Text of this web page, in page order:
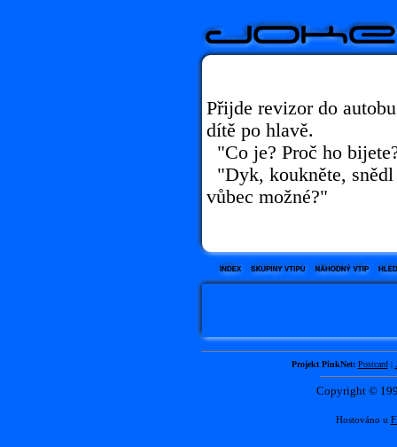
Přijde revizor do
dítě po hlavě.
"Co je? Proč ho
"Dyk, koukněte,
vůbec možné?"
Projekt PinkNet: Postcard|
Copyright ©
Hostováno u